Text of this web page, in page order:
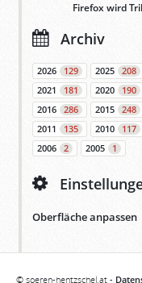
Firefox wird
Archiv
2026 129 2025 208
2021
181 2020 190
2016
286 2015 248
2011
135 2010 117
2006
2 2005 1
Oberfläche anpassen
© soeren-hentzschel.at -